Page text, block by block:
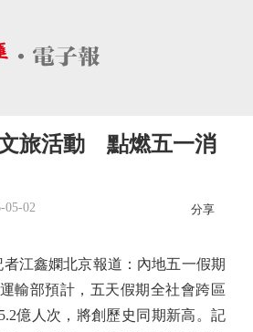
旅活動 點燃五一消
05-02 分享
鑫嫻北京報道：內地五一假期
輸部預計，五天假期全社會跨區
億人次，將創歷史同期新高。記